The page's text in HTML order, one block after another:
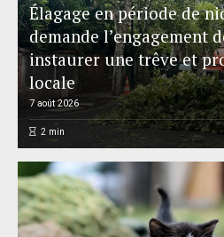
Élagage en période de
demande l’engagement
instaurer une trêve et
locale
7 août 2026
2min